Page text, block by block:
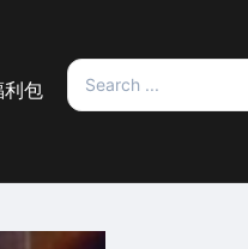
利包
Search
for: